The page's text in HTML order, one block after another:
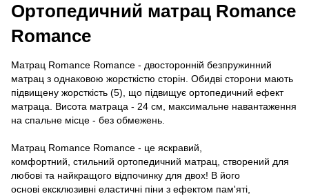
Ортопедичний матрац Romance
Romance
Матрац Romance Romance - двосторонній безпружинний
матрац з однаковою жорсткістю сторін. Обидві сторони мають
підвищену жорсткість (5), що підвищує ортопедичний ефект
матраца. Висота матраца - 24 см, максимальне навантаження
на спальне місце - без обмежень.
Матрац Romance Romance - це яскравий,
комфортний, стильний ортопедичний матрац, створений для
любові та найкращого відпочинку для двох! В його
основі ексклюзивні еластичні піни з ефектом пам'яті,